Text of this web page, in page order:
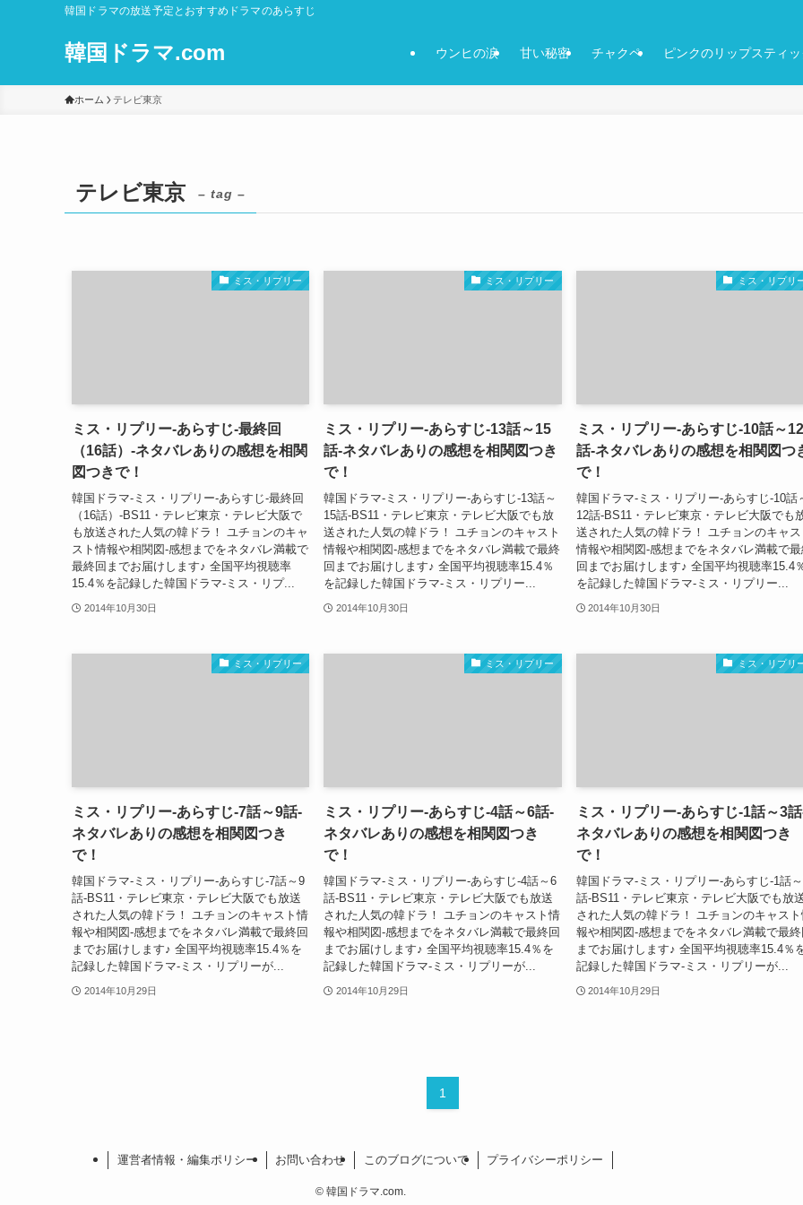
韓国ドラマの放送予定とおすすめドラマのあらすじ
韓国ドラマ.com ウンヒの涙 甘い秘密 チャクペ ピンクのリップスティ
ホーム テレビ東京
テレビ東京 – tag –
ミス・リプリー
ミス・リプリー-あらすじ-最終回
（16話）-ネタバレありの感想を相関
図つきで！
韓国ドラマ-ミス・リプリー-あらすじ-最終回
（16話）-BS11・テレビ東京・テレビ大阪で
も放送された人気の韓ドラ！ ユチョンのキャ
スト情報や相関図-感想までをネタバレ満載で
最終回までお届けします♪ 全国平均視聴率
15.4％を記録した韓国ドラマ-ミス・リプ...
2014年10月30日
ミス・リプリー
ミス・リプリー-あらすじ-13話～15
話-ネタバレありの感想を相関図つき
で！
韓国ドラマ-ミス・リプリー-あらすじ-13話～
15話-BS11・テレビ東京・テレビ大阪でも放
送された人気の韓ドラ！ ユチョンのキャスト
情報や相関図-感想までをネタバレ満載で最終
回までお届けします♪ 全国平均視聴率15.4％
を記録した韓国ドラマ-ミス・リプリー...
2014年10月30日
ミス・リプリ
ミス・リプリー-あらすじ-10話～12
話-ネタバレありの感想を相関図つ
で！
韓国ドラマ-ミス・リプリー-あらすじ-10話
12話-BS11・テレビ東京・テレビ大阪でも
送された人気の韓ドラ！ ユチョンのキャス
情報や相関図-感想までをネタバレ満載で最
回までお届けします♪ 全国平均視聴率15.4
を記録した韓国ドラマ-ミス・リプリー...
2014年10月30日
ミス・リプリー
ミス・リプリー-あらすじ-7話～9話-
ネタバレありの感想を相関図つき
で！
韓国ドラマ-ミス・リプリー-あらすじ-7話～9
話-BS11・テレビ東京・テレビ大阪でも放送
された人気の韓ドラ！ ユチョンのキャスト情
報や相関図-感想までをネタバレ満載で最終回
までお届けします♪ 全国平均視聴率15.4％を
記録した韓国ドラマ-ミス・リプリーが...
2014年10月29日
ミス・リプリー
ミス・リプリー-あらすじ-4話～6話-
ネタバレありの感想を相関図つき
で！
韓国ドラマ-ミス・リプリー-あらすじ-4話～6
話-BS11・テレビ東京・テレビ大阪でも放送
された人気の韓ドラ！ ユチョンのキャスト情
報や相関図-感想までをネタバレ満載で最終回
までお届けします♪ 全国平均視聴率15.4％を
記録した韓国ドラマ-ミス・リプリーが...
2014年10月29日
ミス・リプリ
ミス・リプリー-あらすじ-1話～3
ネタバレありの感想を相関図つき
で！
韓国ドラマ-ミス・リプリー-あらすじ-1話
話-BS11・テレビ東京・テレビ大阪でも放
された人気の韓ドラ！ ユチョンのキャス
報や相関図-感想までをネタバレ満載で最終
までお届けします♪ 全国平均視聴率15.4％
記録した韓国ドラマ-ミス・リプリーが...
2014年10月29日
1
運営者情報・編集ポリシー お問い合わせ このブログについて プライバシーポリシー
©韓国ドラマ.com.